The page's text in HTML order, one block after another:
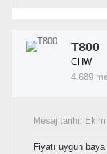
T800
CHW
4.689
Mesaj tarihi:
Fiyatı uygun